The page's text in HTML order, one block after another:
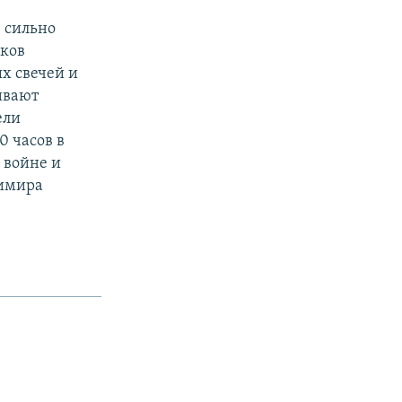
сильно
свечей и
часов в
войне и